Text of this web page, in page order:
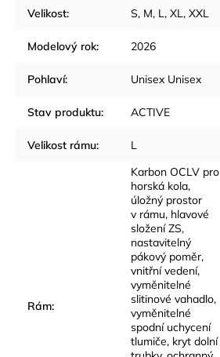
Velikost: S, M, L , XL , XXL
Modelový rok: 2026
Pohlaví: Unisex Unisex
Stav produktu: ACTIVE
Velikost rámu: L
Rám:
Karbon OCLV pro
horská kola,
úložný prostor
v rámu, hlavové
složení ZS,
nastavitelný
pákový poměr,
vnitřní vedení,
vyměnitelné
slitinové vahadlo,
vyměnitelné
spodní uchycení
tlumiče, kryt dolní